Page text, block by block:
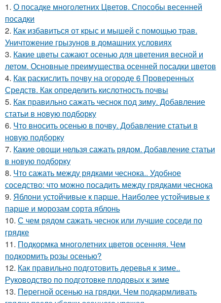
1. О посадке многолетних Цветов. Способы весенней
посадки
2. Как избавиться от крыс и мышей с помощью трав.
Уничтожение грызунов в домашних условиях
3. Какие цветы сажают осенью для цветения весной и
летом. Основные преимущества осенней посадки цветов
4. Как раскислить почву на огороде 6 Проверенных
Средств. Как определить кислотность почвы
5. Как правильно сажать чеснок под зиму. Добавление
статьи в новую подборку
6. Что вносить осенью в почву. Добавление статьи в
новую подборку
7. Какие овощи нельзя сажать рядом. Добавление статьи
в новую подборку
8. Что сажать между рядками чеснока.. Удобное
соседство: что можно посадить между грядками чеснока
9. Яблони устойчивые к парше. Наиболее устойчивые к
парше и морозам сорта яблонь
10. С чем рядом сажать чеснок или лучшие соседи по
грядке
11. Подкормка многолетних цветов осенняя. Чем
подкормить розы осенью?
12. Как правильно подготовить деревья к зиме..
Руководство по подготовке плодовых к зиме
13. Перегной осенью на грядки. Чем подкармливать